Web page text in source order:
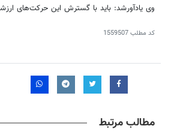
وی یادآورشد: باید با گسترش این حرکت‌های
کد مطلب1559507
مطالب مرتبط